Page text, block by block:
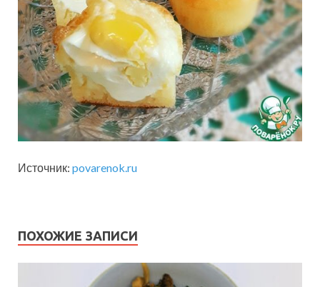
Источник: povarenok.ru
ПОХОЖИЕ ЗАПИСИ